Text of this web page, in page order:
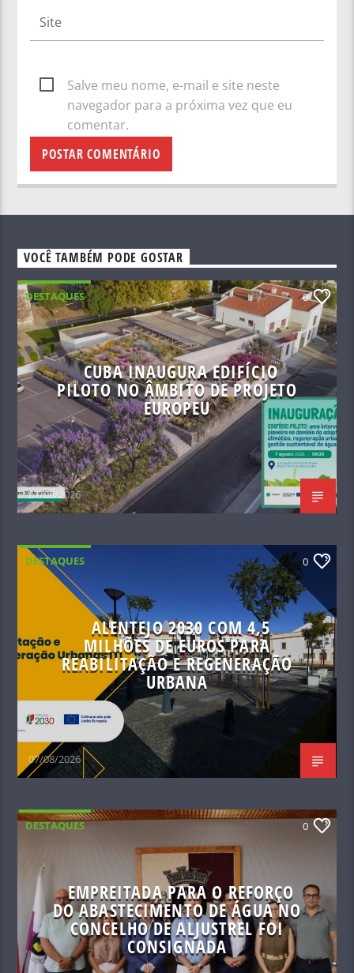
Salve meu nome, e-mail e site neste
navegador para a próxima vez que eu
comentar.
VOCÊ TAMBÉM PODE GOSTAR
DESTAQUES 0
CUBA INAUGURA EDIFÍCIO
PILOTO NO ÂMBITO DE PROJETO
EUROPEU
07/08/2026
DESTAQUES 0
ALENTEJO 2030 COM 4,5
MILHÕES DE EUROS PARA
REABILITAÇÃO E REGENERAÇÃO
URBANA
07/08/2026
DESTAQUES 0
EMPREITADA PARA O REFORÇO
DO ABASTECIMENTO DE ÁGUA NO
CONCELHO DE ALJUSTREL FOI
CONSIGNADA